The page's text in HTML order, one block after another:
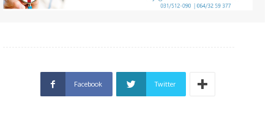
Facebook Twitter